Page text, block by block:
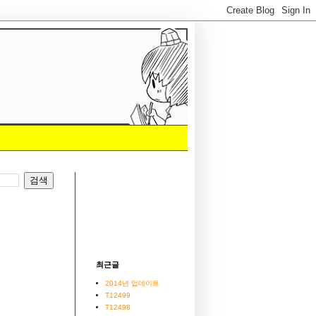
최근글
2014년 업데이트
T12499
T12498